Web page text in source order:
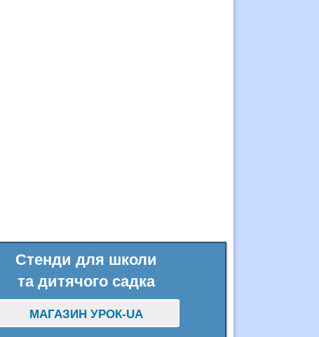
Стенди для школи
та дитячого садка
МАГАЗИН УРОК-UA